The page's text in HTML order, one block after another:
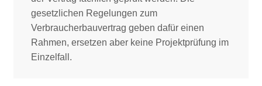
gesetzlichen Regelungen zum
Verbraucherbauvertrag geben dafür einen
Rahmen, ersetzen aber keine Projektprüfung im
Einzelfall.